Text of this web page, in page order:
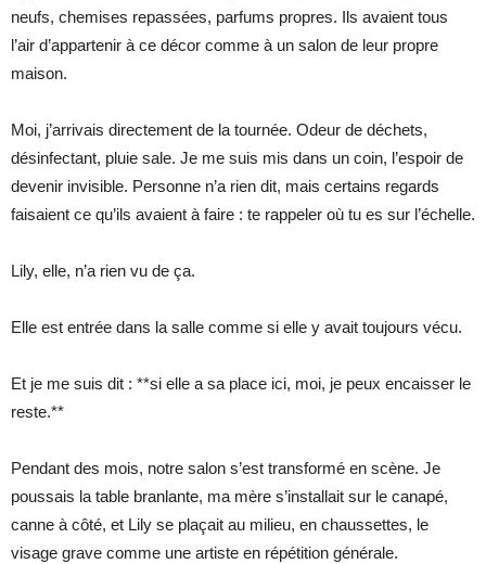
neufs, chemises repassées, parfums propres. Ils avaient tous
l’air d’appartenir à ce décor comme à un salon de leur propre
maison.
Moi, j’arrivais directement de la tournée. Odeur de déchets,
désinfectant, pluie sale. Je me suis mis dans un coin, l’espoir de
devenir invisible. Personne n’a rien dit, mais certains regards
faisaient ce qu’ils avaient à faire : te rappeler où tu es sur l’échelle.
Lily, elle, n’a rien vu de ça.
Elle est entrée dans la salle comme si elle y avait toujours vécu.
Et je me suis dit : **si elle a sa place ici, moi, je peux encaisser le
reste.**
Pendant des mois, notre salon s’est transformé en scène. Je
poussais la table branlante, ma mère s’installait sur le canapé,
canne à côté, et Lily se plaçait au milieu, en chaussettes, le
visage grave comme une artiste en répétition générale.